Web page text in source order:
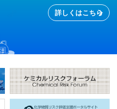
詳しくはこちら